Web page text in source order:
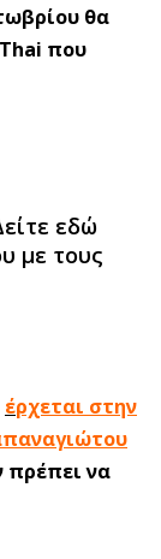
θα
που
εδώ
με τους
έρχεται στην
πρέπει να